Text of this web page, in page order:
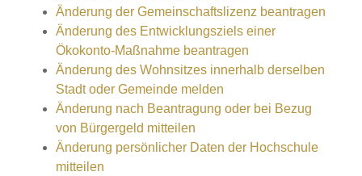
Änderung der Gemeinschaftslizenz beantragen
Änderung des Entwicklungsziels einer
Ökokonto-Maßnahme beantragen
Änderung des Wohnsitzes innerhalb derselben
Stadt oder Gemeinde melden
Änderung nach Beantragung oder bei Bezug
von Bürgergeld mitteilen
Änderung persönlicher Daten der Hochschule
mitteilen